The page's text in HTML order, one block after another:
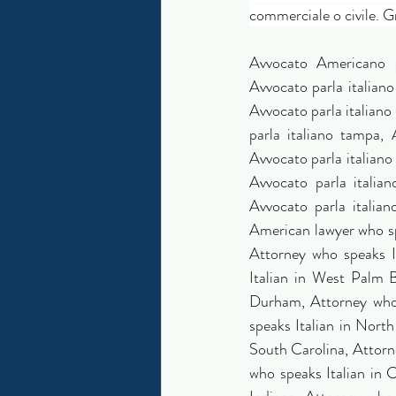
commerciale o civile.
Avvocato Americano parla Italiano, Avvocato Italo-Americano, Avvocato parla italiano charlotte, Avvocato parla italiano miami, Avvocato parla italiano raleigh, Avvocato parla italiano west palm beach, Avvocato parla italiano orlando, Avvocato parla italiano durham, Avvocato parla italiano boone, Avvocato parla italiano tampa, Avvocato parla italiano in Carolina del Nord, Avvocato parla italiano Florida, Avvocato parla italiano Carolina del sud, Avvocato parla italiano Chicago, Avvocato parla italiano Illinois, Avvocato parla italiano Colorado, Avvocato parla italiano Arizona, Avvocato parla italiano Indiana, Avvocato parla italiano Missouri, Avvocato parla italiano Iowa, Avvocato parla italiano Washington, American lawyer who speaks Italian, Italian-American Lawyer, Attorney who speaks Italian in Charlotte, Attorney who speaks Italian in Miami, Attorney who speaks Italian in Raleigh, Attorney who speaks Italian in West Palm Beach, Attorney who speaks Italian in Orlando, Attorney who speaks Italian in Durham, Attorney who speaks Italian in Boone, Attorney who speaks Italian in Tampa, Attorney who speaks Italian in North Carolina, Attorney who speaks Italian in Florida, Attorney who speaks Italian in South Carolina, Attorney who speaks Italian in Chicago, Attorney who speaks Italian in Illinois, Attorney who speaks Italian in Colorado, Attorney who speaks Italian in Arizona, Attorney who speaks Italian in Indiana, Attorney who speaks Italian in Missouri, Attorney who speaks Italian in Iowa, Attorney who speaks Italian in Washigton, Charlotte Corporate Lawyer, Charlotte Corporate Attorney, Miami Corporate Lawyer, Miami Corporate Attorney, Charlotte Civil Litigation Lawyer, Charlotte Civil Litigation Attorney, Miami Estate Planning Lawyer, Miami Estate Planning Attorney, Charlotte Estate Planning Lawyer, Charlotte Estate Planning Attorney, Charlotte Business Lawyer, Charlotte Business Attorney, Miami Business Lawyer, Miami Business Attorney, Avvocato Aziendale Americano, Avvocato Aziendale Americano parla Italiano., Studio Legale Charlotte, Studio